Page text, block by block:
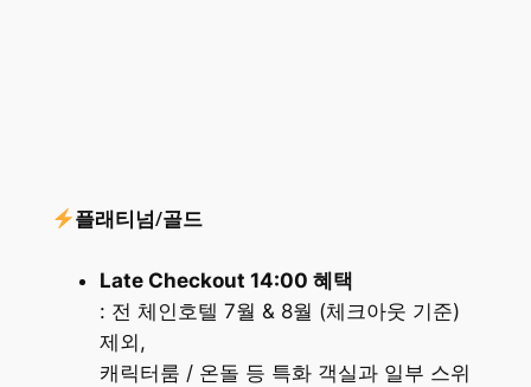
플래티넘/골드
Late Checkout 14:00 혜택
: 전 체인호텔 7월 & 8월 (체크아웃 기준)
제외,
캐릭터룸 / 온돌 등 특화 객실과 일부 스위